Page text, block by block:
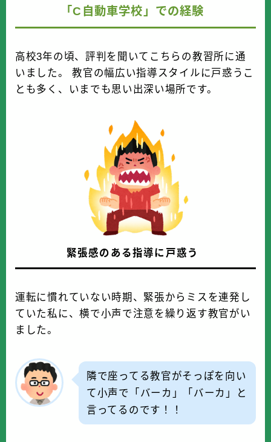
「C自動車学校」での経験
高校3年の頃、評判を聞いてこちらの教習所に通
いました。 教官の幅広い指導スタイルに戸惑うこ
とも多く、いまでも思い出深い場所です。
緊張感のある指導に戸惑う
運転に慣れていない時期、緊張からミスを連発し
ていた私に、横で小声で注意を繰り返す教官がい
ました。
隣で座ってる教官がそっぽを向い
て小声で「バーカ」「バーカ」と
言ってるのです！！